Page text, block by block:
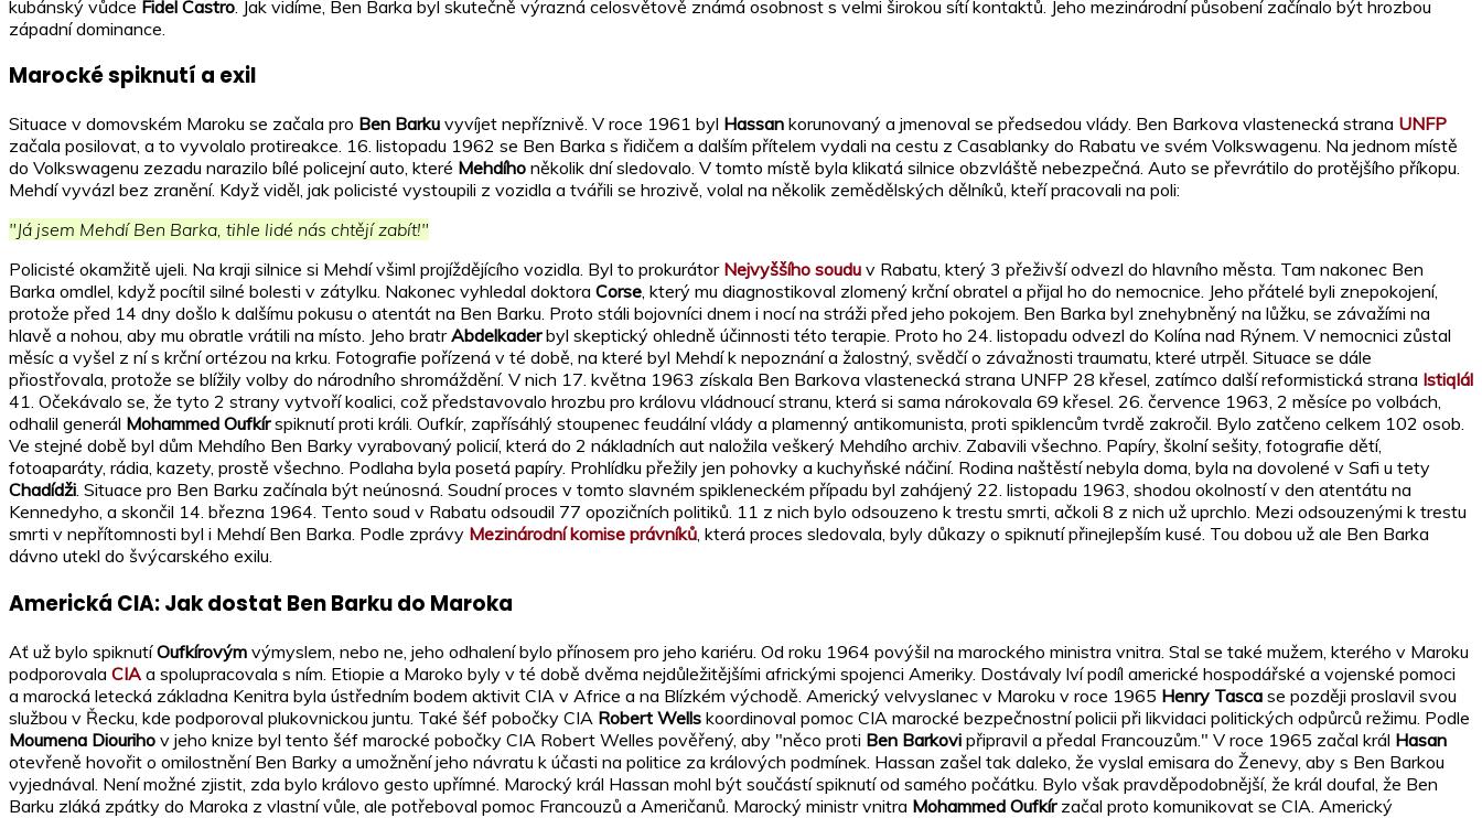
kubánský vůdce Fidel Castro . Jak vidíme, Ben Barka byl skutečně výrazná celosvětově známá osobnost s velmi širokou sítí kontaktů. Jeho mezinárodní působení začínalo být hrozbou
západní dominance.
Marocké spiknutí a exil
Situace v domovském Maroku se začala pro Ben Barku vyvíjet nepříznivě. V roce 1961 byl Hassan korunovaný a jmenoval se předsedou vlády. Ben Barkova vlastenecká strana UNFP
začala posilovat, a to vyvolalo protireakce. 16. listopadu 1962 se Ben Barka s řidičem a dalším přítelem vydali na cestu z Casablanky do Rabatu ve svém Volkswagenu. Na jednom místě
do Volkswagenu zezadu narazilo bílé policejní auto, které Mehdího několik dní sledovalo. V tomto místě byla klikatá silnice obzvláště nebezpečná. Auto se převrátilo do protějšího příkopu.
Mehdí vyvázl bez zranění. Když viděl, jak policisté vystoupili z vozidla a tvářili se hrozivě, volal na několik zemědělských dělníků, kteří pracovali na poli:
"Já jsem Mehdí Ben Barka, tihle lidé nás chtějí zabít!"
Policisté okamžitě ujeli. Na kraji silnice si Mehdí všiml projíždějícího vozidla. Byl to prokurátor Nejvyššího soudu v Rabatu, který 3 přeživší odvezl do hlavního města. Tam nakonec Ben
Barka omdlel, když pocítil silné bolesti v zátylku. Nakonec vyhledal doktora Corse, který mu diagnostikoval zlomený krční obratel a přijal ho do nemocnice. Jeho přátelé byli znepokojení,
protože před 14 dny došlo k dalšímu pokusu o atentát na Ben Barku. Proto stáli bojovníci dnem i nocí na stráži před jeho pokojem. Ben Barka byl znehybněný na lůžku, se závažími na
hlavě a nohou, aby mu obratle vrátili na místo. Jeho bratrAbdelkaderbyl skeptický ohledně účinnosti této terapie. Proto ho 24. listopadu odvezl do Kolína nad Rýnem. V nemocnici zůstal
měsíc a vyšel z ní s krční ortézou na krku. Fotografie pořízená v té době, na které byl Mehdí k nepoznání a žalostný, svědčí o závažnosti traumatu, které utrpěl. Situace se dále
přiostřovala, protože se blížily volby do národního shromáždění. V nich 17. května 1963 získala Ben Barkova vlastenecká strana UNFP 28 křesel, zatímco další reformistická strana Istiqlál
41. Očekávalo se, že tyto 2 strany vytvoří koalici, což představovalo hrozbu pro královu vládnoucí stranu, která si sama nárokovala 69 křesel. 26. července 1963, 2 měsíce po volbách,
odhalil generál Mohammed Oufkírspiknutí proti králi. Oufkír, zapřísáhlý stoupenec feudální vlády a plamenný antikomunista, proti spiklencům tvrdě zakročil. Bylo zatčeno celkem 102 osob.
Ve stejné době byl dům Mehdího Ben Barky vyrabovaný policií, která do 2 nákladních aut naložila veškerý Mehdího archiv. Zabavili všechno. Papíry, školní sešity, fotografie dětí,
fotoaparáty, rádia, kazety, prostě všechno. Podlaha byla posetá papíry. Prohlídku přežily jen pohovky a kuchyňské náčiní. Rodina naštěstí nebyla doma, byla na dovolené v Safi u tety
Chadídži. Situace pro Ben Barku začínala být neúnosná. Soudní proces v tomto slavném spikleneckém případu byl zahájený 22. listopadu 1963, shodou okolností v den atentátu na
Kennedyho, a skončil 14. března 1964. Tento soud v Rabatu odsoudil 77 opozičních politiků. 11 z nich bylo odsouzeno k trestu smrti, ačkoli 8 z nich už uprchlo. Mezi odsouzenými k trestu
smrti v nepřítomnosti byl i Mehdí Ben Barka. Podle zprávy Mezinárodní komise právníků, která proces sledovala, byly důkazy o spiknutí přinejlepším kusé. Tou dobou už ale Ben Barka
dávno utekl do švýcarského exilu.
Americká CIA: Jak dostat Ben Barku do Maroka
Ať už bylo spiknutíOufkírovým výmyslem, nebo ne, jeho odhalení bylo přínosem pro jeho kariéru. Od roku 1964 povýšil na marockého ministra vnitra. Stal se také mužem, kterého v Maroku
podporovala CIA a spolupracovala s ním. Etiopie a Maroko byly v té době dvěma nejdůležitějšími africkými spojenci Ameriky. Dostávaly lví podíl americké hospodářské a vojenské pomoci
a marocká letecká základna Kenitra byla ústředním bodem aktivit CIA v Africe a na Blízkém východě. Americký velvyslanec v Maroku v roce 1965 Henry Tasca se později proslavil svou
službou v Řecku, kde podporoval plukovnickou juntu. Také šéf pobočky CIA Robert Wells koordinoval pomoc CIA marocké bezpečnostní policii při likvidaci politických odpůrců režimu. Podle
Moumena Diouriho v jeho knize byl tento šéf marocké pobočky CIA Robert Welles pověřený, aby "něco proti Ben Barkovi připravil a předal Francouzům." V roce 1965 začal král Hasan
otevřeně hovořit o omilostnění Ben Barky a umožnění jeho návratu k účasti na politice za králových podmínek. Hassan zašel tak daleko, že vyslal emisara do Ženevy, aby s Ben Barkou
vyjednával. Není možné zjistit, zda bylo královo gesto upřímné. Marocký král Hassan mohl být součástí spiknutí od samého počátku. Bylo však pravděpodobnější, že král doufal, že Ben
Barku zláká zpátky do Maroka z vlastní vůle, ale potřeboval pomoc Francouzů a Američanů. Marocký ministr vnitra Mohammed Oufkírzačal proto komunikovat se CIA. Americký